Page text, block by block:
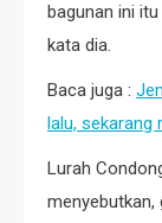
bagunan ini
kata dia.
Baca juga :
lalu, sekarang
Lurah
menyebutkan,